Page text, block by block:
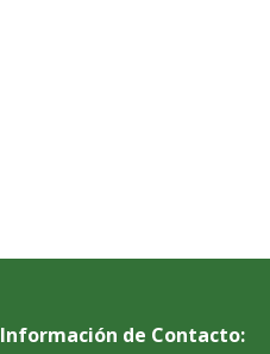
Información de Contacto: